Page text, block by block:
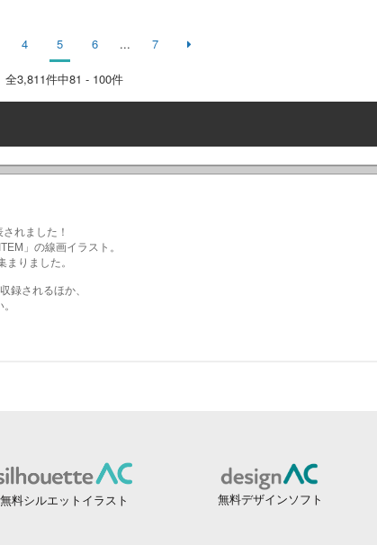
4 5 6 ... 7
全3,811件中81 - 100件
無料シルエットイラスト 無料デザインソフト